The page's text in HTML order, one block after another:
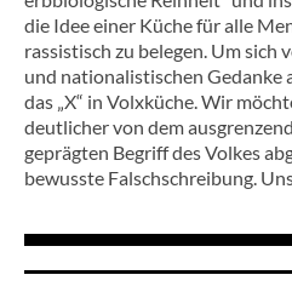
die Idee einer Küche für alle
rassistisch zu belegen. Um sich
und nationalistischen Gedanke
das „X“ in Volxküche. Wir
deutlicher von dem
geprägten Begriff des Volkes
bewusste Falschschreibung.